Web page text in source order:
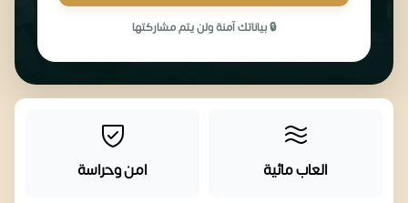
🔒 بياناتك آمنة ولن يتم مشاركتها
العاب مائية امن وحراسة